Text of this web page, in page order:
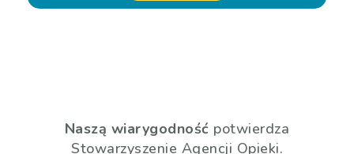
Naszą wiarygodność potwierdza
Stowarzyszenie Agencji Opieki.